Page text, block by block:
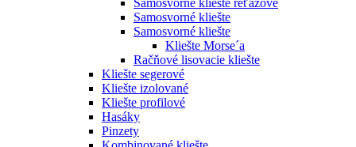
Samosvorné kliešte
Samosvorné kliešte
Kliešte Morse´a
Račňové lisovacie kliešte
Kliešte segerové
Kliešte izolované
Kliešte profilové
Hasáky
Pinzety